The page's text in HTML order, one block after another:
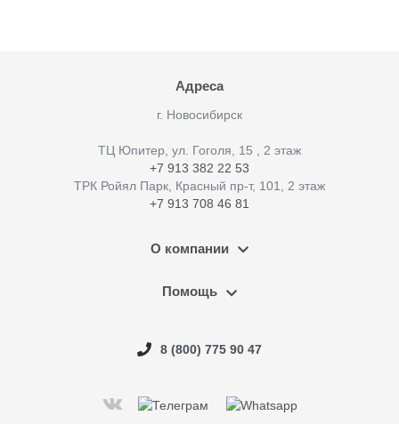
Адреса
г. Новосибирск
ТЦ Юпитер, ул. Гоголя, 15 , 2 этаж
+7 913 382 22 53
ТРК Ройял Парк, Красный пр-т, 101, 2 этаж
+7 913 708 46 81
О компании
Помощь
8 (800) 775 90 47